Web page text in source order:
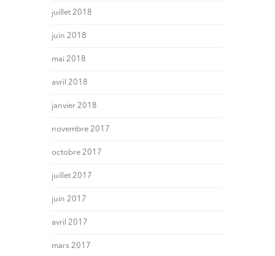
juillet 2018
juin 2018
mai 2018
avril 2018
janvier 2018
novembre 2017
octobre 2017
juillet 2017
juin 2017
avril 2017
mars 2017